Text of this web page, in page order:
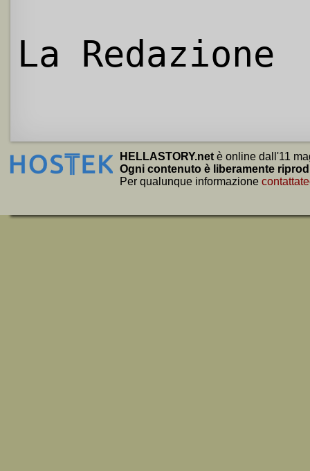
La Redazione
HELLASTORY.net è online dall'11
Ogni contenuto è liberamente
Per qualunque informazione